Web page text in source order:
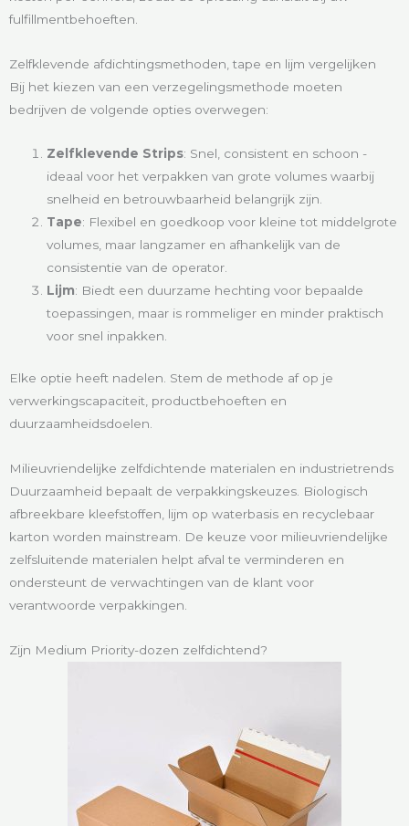
fulfillmentbehoeften.
Zelfklevende afdichtingsmethoden, tape en lijm vergelijken
Bij het kiezen van een verzegelingsmethode moeten
bedrijven de volgende opties overwegen:
Zelfklevende Strips: Snel, consistent en schoon -
ideaal voor het verpakken van grote volumes waarbij
snelheid en betrouwbaarheid belangrijk zijn.
Tape: Flexibel en goedkoop voor kleine tot middelgrote
volumes, maar langzamer en afhankelijk van de
consistentie van de operator.
Lijm: Biedt een duurzame hechting voor bepaalde
toepassingen, maar is rommeliger en minder praktisch
voor snel inpakken.
Elke optie heeft nadelen. Stem de methode af op je
verwerkingscapaciteit, productbehoeften en
duurzaamheidsdoelen.
Milieuvriendelijke zelfdichtende materialen en industrietrends
Duurzaamheid bepaalt de verpakkingskeuzes. Biologisch
afbreekbare kleefstoffen, lijm op waterbasis en recyclebaar
karton worden mainstream. De keuze voor milieuvriendelijke
zelfsluitende materialen helpt afval te verminderen en
ondersteunt de verwachtingen van de klant voor
verantwoorde verpakkingen.
Zijn Medium Priority-dozen zelfdichtend?